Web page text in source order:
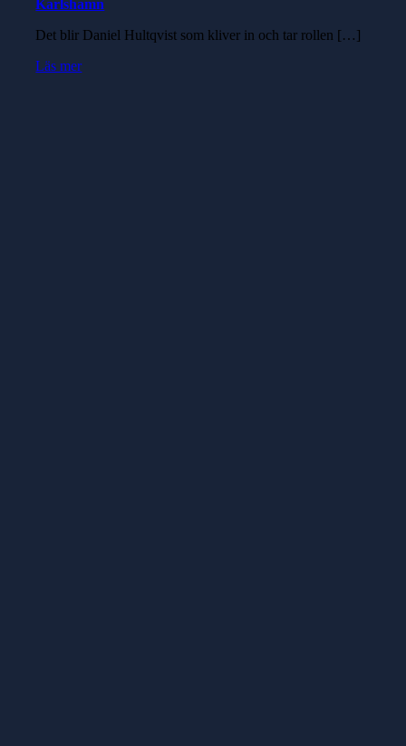
Karlshamn
Det blir Daniel Hultqvist som kliver in och tar rollen […]
Läs mer